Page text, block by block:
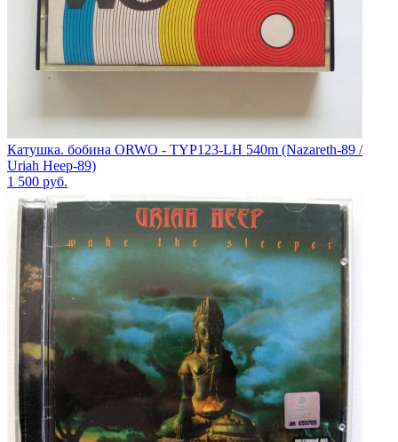
Катушка. бобина ORWO - TYP123-LH 540m (Nazareth-89 /
Uriah Heep-89)
1 500 руб.